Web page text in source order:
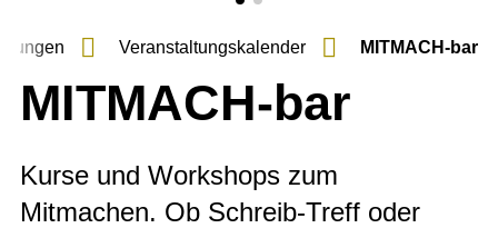
Veranstaltungs­kalender MITMACH-bar
MITMACH-bar
Kurse und Workshops zum
Mitmachen. Ob Schreib-Treff oder